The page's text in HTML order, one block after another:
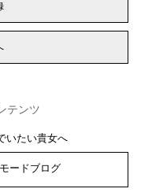
テンツ
いたい貴女へ
ードブログ